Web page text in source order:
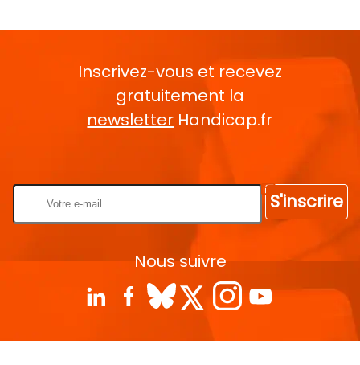
Inscrivez-vous et recevez
gratuitement la
newsletter Handicap.fr
S'inscrire
Nous suivre